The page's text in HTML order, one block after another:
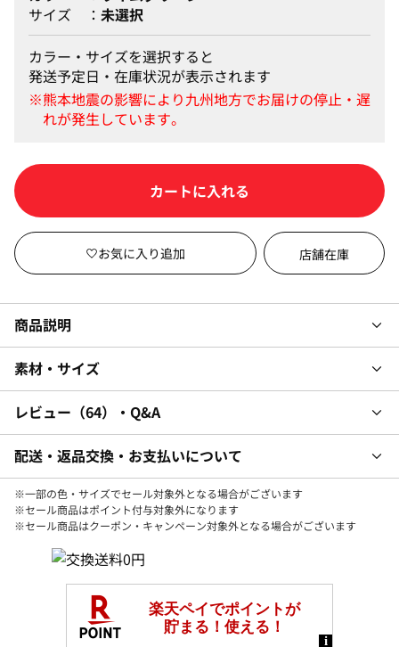
サイズ
未選択
カラー・サイズを選択すると
発送予定日・在庫状況が表示されます
カートに入れる
店舗在庫
商品説明
素材・サイズ
レビュー 64 ・Q&A
配送・返品交換・お支払いについて
※一部の色・サイズでセール対象外となる場合がございます
※セール商品はポイント付与対象外になります
※セール商品はクーポン・キャンペーン対象外となる場合がございます